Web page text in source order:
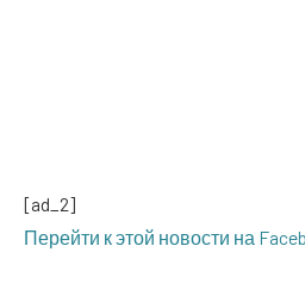
[ad_2]
Перей­ти к этой ново­сти на